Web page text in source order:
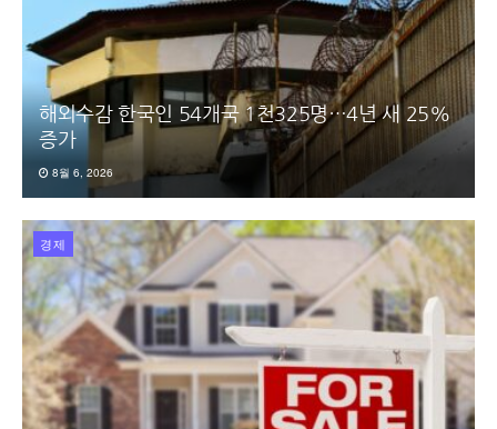
해외수감 한국인 54개국 1천325명…4년 새 25%
증가
8월 6, 2026
경제